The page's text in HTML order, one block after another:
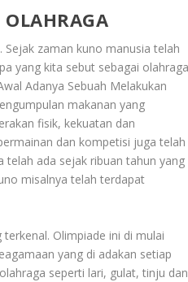
zaman kuno manusia telah
yang kita sebut sebagai olahraga
Adanya Sebuah Melakukan
makanan yang
fisik, kekuatan dan
dan kompetisi juga telah
telah ada sejak ribuan tahun yang
misalnya telah terdapat
Olimpiade ini di mulai
yang di adakan setiap
seperti lari, gulat, tinju dan